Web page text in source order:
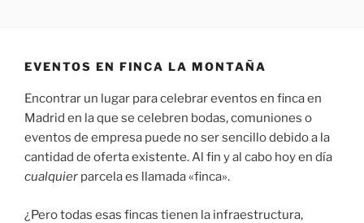
EVENTOS EN FINCA LA MONTAÑA
Encontrar un lugar para celebrar eventos en finca en
Madrid en la que se celebren bodas, comuniones o
eventos de empresa puede no ser sencillo debido a la
cantidad de oferta existente. Al fin y al cabo hoy en día
cualquier parcela es llamada «finca».
¿Pero todas esas fincas tienen la infraestructura,